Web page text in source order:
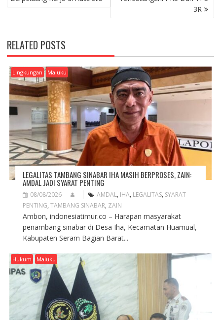
S
A
V
I
G
A
T
O
N
3R
RELATED POSTS
Lingkungan Maluku
LEGALITAS TAMBANG SINABAR IHA MASIH BERPROSES, ZAIN:
AMDAL JADI SYARAT PENTING
08/08/2026 AMDAL, IHA, LEGALITAS, SYARAT
PENTING, TAMBANG SINABAR, ZAIN
Ambon, indonesiatimur.co – Harapan masyarakat
penambang sinabar di Desa Iha, Kecamatan Huamual,
Kabupaten Seram Bagian Barat...
Hukum Maluku